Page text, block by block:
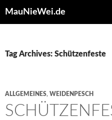
MauNieWei.de
Tag Archives: Schützenfeste
ALLGEMEINES, WEIDENPESCH